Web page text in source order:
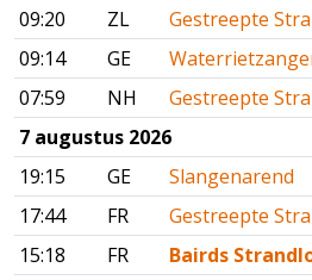
09:20
ZL
Gestreepte
09:14
GE
07:59
NH
Gestreepte
7 augustus 2026
19:15
GE
Slangenarend
17:44
FR
Gestreepte
15:18
FR
Bairds